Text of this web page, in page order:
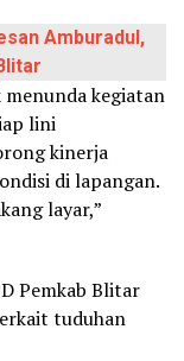
Amburadul,
kegiatan
lini
kinerja
di lapangan.
layar,”
Pemkab Blitar
tuduhan